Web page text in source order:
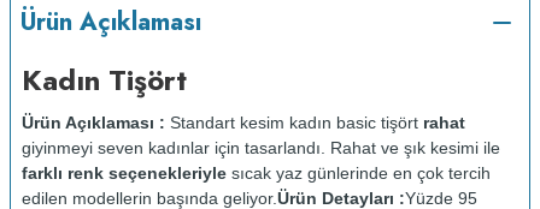
Ürün Açıklaması
Kadın Tişört
Ürün Açıklaması : Standart kesim kadın basic tişört rahat
giyinmeyi seven kadınlar için tasarlandı. Rahat ve şık kesimi ile
farklı renk seçenekleriyle sıcak yaz günlerinde en çok tercih
edilen modellerin başında geliyor.Ürün Detayları :Yüzde 95